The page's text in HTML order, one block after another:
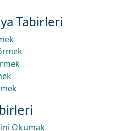
Tabirleri
Okumak